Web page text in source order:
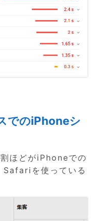
でのiPhoneシ
ほどがiPhoneでの
Safariを使っている